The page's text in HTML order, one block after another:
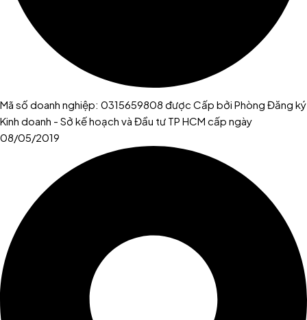
Mã số doanh nghiệp: 0315659808 được Cấp bởi Phòng Đăng ký
Kinh doanh - Sở kế hoạch và Đầu tư TP HCM cấp ngày
08/05/2019